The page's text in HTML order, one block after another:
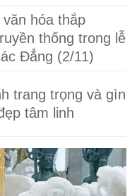
hóa thắp
thống trong lễ
Đẳng (2/11)
trang trọng và gìn
tâm linh